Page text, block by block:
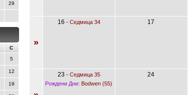
29
С
5
12
19
»
16 - Седмица 34 17
23 - Седмица 35
Рождени Дни: Bodwen (55)
24